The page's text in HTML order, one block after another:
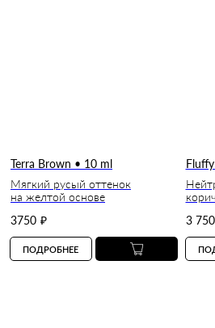
Terra Brown • 10 ml
Мягкий русый оттенок
на желтой основе
3750 ₽
ПОДРОБНЕЕ
3 750